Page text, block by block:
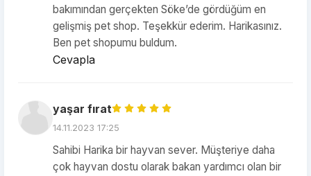
bakımından gerçekten Söke’de gördüğüm en
gelişmiş pet shop. Teşekkür ederim. Harikasınız.
Ben pet shopumu buldum.
Cevapla
yaşar fırat
14.11.2023 17:25
Sahibi Harika bir hayvan sever. Müşteriye daha
çok hayvan dostu olarak bakan yardımcı olan bir